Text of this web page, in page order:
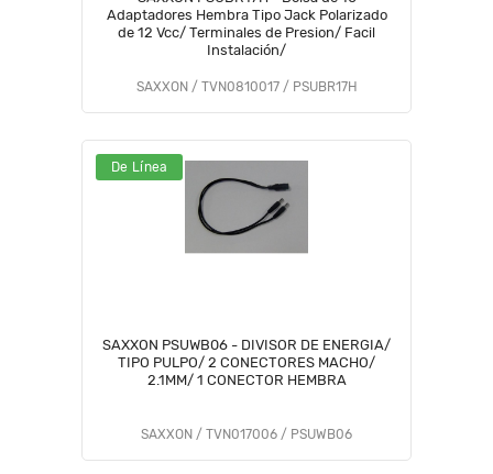
Adaptadores Hembra Tipo Jack Polarizado
de 12 Vcc/ Terminales de Presion/ Facil
Instalación/
SAXXON / TVN0810017 / PSUBR17H
De Línea
SAXXON PSUWB06 - DIVISOR DE ENERGIA/
TIPO PULPO/ 2 CONECTORES MACHO/
2.1MM/ 1 CONECTOR HEMBRA
SAXXON / TVN017006 / PSUWB06